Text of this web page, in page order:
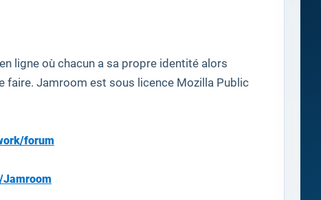
ligne où chacun a sa propre identité alors
faire. Jamroom est sous licence Mozilla Public
forum